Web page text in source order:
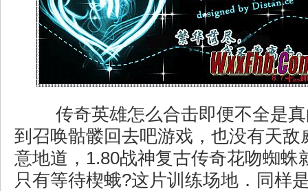
传奇英雄怎么合击即便不全是
到召唤骷髅回去吧游戏，也没有天敌
意地道，1.80战神复古传奇花吻蜘蛛
只有等待楔蛾?这片训练场地．同样